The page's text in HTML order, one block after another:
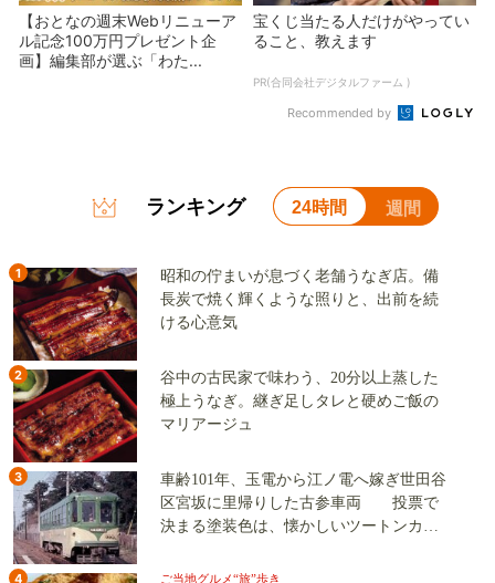
【おとなの週末Webリニューア
ル記念100万円プレゼント企
画】編集部が選ぶ「わた...
宝くじ当たる人だけがやってい
ること、教えます
PR(合同会社デジタルファーム )
Recommended by
ランキング 24時間 週間
1
昭和の佇まいが息づく老舗うなぎ店。備
長炭で焼く輝くような照りと、出前を続
ける心意気
2
谷中の古民家で味わう、20分以上蒸した
極上うなぎ。継ぎ足しタレと硬めご飯の
マリアージュ
3
車齢101年、玉電から江ノ電へ嫁ぎ世田谷
区宮坂に里帰りした古参車両 投票で
決まる塗装色は、懐かしいツートンカラ
4 ご当地グルメ“旅”歩き